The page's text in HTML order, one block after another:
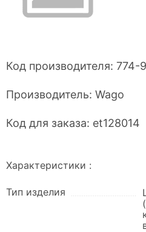
Код производителя: 774-
Производитель: Wago
Код для заказа: et128014
Характеристики :
Тип изделия